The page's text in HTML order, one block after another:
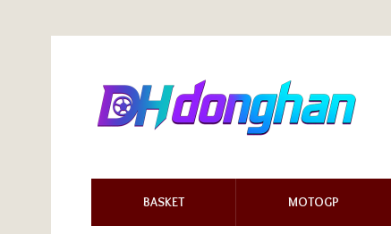
BASKET MOTOGP